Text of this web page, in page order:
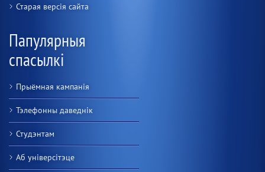
Старая версiя сайта
Папулярныя
спасылкі
Прыёмная кампанія
Тэлефонны даведнік
Студэнтам
Аб універсітэце